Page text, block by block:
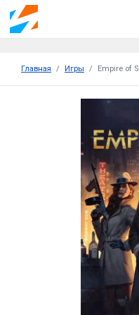
Главная Игры Empire of